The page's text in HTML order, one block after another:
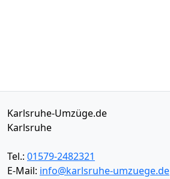
Karlsruhe-Umzüge.de
Karlsruhe
Tel.: 01579-2482321
E-Mail: info@karlsruhe-umzuege.de